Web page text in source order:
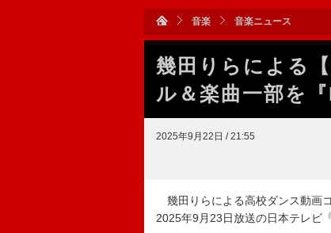
音楽 音楽ニュース
幾田りらによる
ル＆楽曲一部を
2025年9月22日 / 21:55
幾田りらによる高校ダンス動画
2025年9月23日放送の日本テレビ